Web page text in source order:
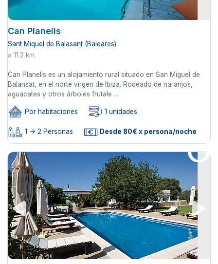
Can Planells
Sant Miquel de Balasant (Baleares)
a 11.2 km.
Can Planells es un alojamiento rural situado en San Miguel de
Balansat, en el norte virgen de Ibiza. Rodeado de naranjos,
aguacates y otros árboles frutale ...
Por habitaciones 1 unidades
1 -> 2 Personas Desde 80€ x persona/noche